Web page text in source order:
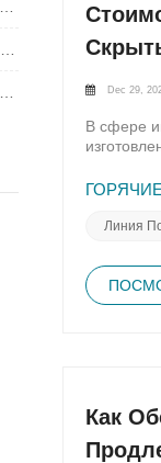
для
Улучшите
системе
блоков.
контроля
Dec 29,
В сфере
не
можно
сборов, а
Линия
Как